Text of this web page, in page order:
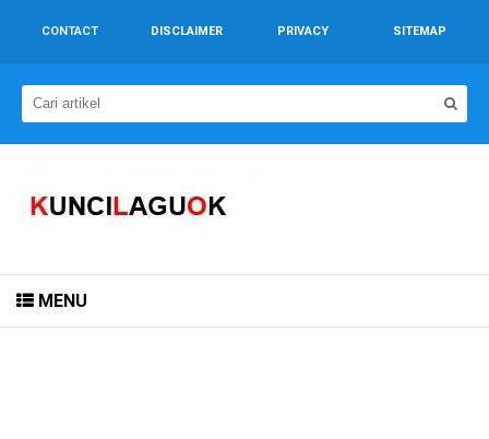
CONTACT DISCLAIMER PRIVACY SITEMAP
MENU